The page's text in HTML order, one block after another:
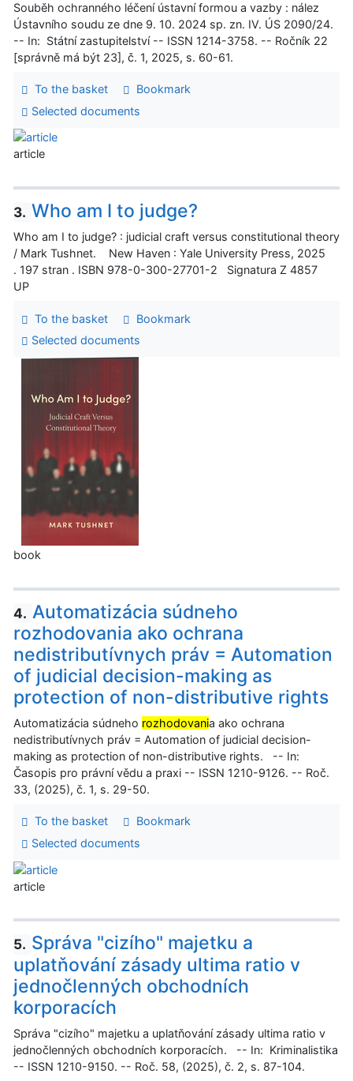
Souběh ochranného léčení ústavní formou a vazby : nález
Ústavního soudu ze dne 9. 10. 2024 sp. zn. IV. ÚS 2090/24.
-- In: Státní zastupitelství -- ISSN 1214-3758. -- Ročník 22
[správně má být 23], č. 1, 2025, s. 60-61.
To the basket
Bookmark
Selected documents
article
3. Who am I to judge?
Who am I to judge? : judicial craft versus constitutional theory
/ Mark Tushnet. New Haven : Yale University Press, 2025
. 197 stran . ISBN 978-0-300-27701-2 Signatura Z 4857
UP
To the basket
Bookmark
Selected documents
book
4. Automatizácia súdneho
rozhodovania ako ochrana
nedistributívnych práv = Automation
of judicial decision-making as
protection of non-distributive rights
Automatizácia súdneho rozhodovania ako ochrana
nedistributívnych práv = Automation of judicial decision-
making as protection of non-distributive rights. -- In:
Časopis pro právní vědu a praxi -- ISSN 1210-9126. -- Roč.
33, (2025), č. 1, s. 29-50.
To the basket
Bookmark
Selected documents
article
5. Správa "cizího" majetku a
uplatňování zásady ultima ratio v
jednočlenných obchodních
korporacích
Správa "cizího" majetku a uplatňování zásady ultima ratio v
jednočlenných obchodních korporacích. -- In: Kriminalistika
-- ISSN 1210-9150. -- Roč. 58, (2025), č. 2, s. 87-104.